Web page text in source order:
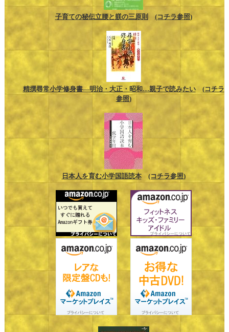
子育ての秘伝立腰と躾の三原則 (コチラ参照)
精撰尋常小学修身書―明治・大正・昭和…親子で読みたい
(コチラ
参照)
日本人を育む小学国語読本 (コチラ参照)